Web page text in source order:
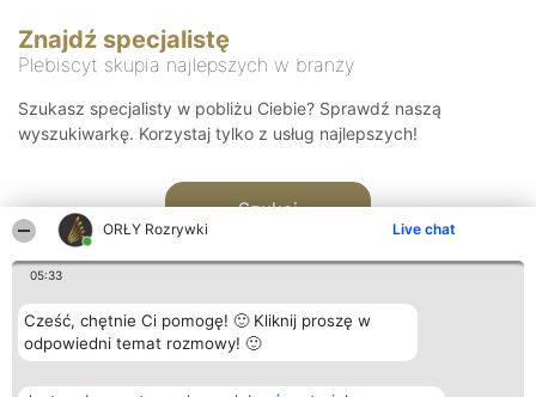
ORŁY Rozrywki Live chat
05:33
Cześć, chętnie Ci pomogę! 🙂 Kliknij proszę w
odpowiedni temat rozmowy! 🙂
Znajdź specjalistę
Plebiscyt skupia najlepszych w branży
Szukasz specjalisty w pobliżu Ciebie? Sprawdź naszą
wyszukiwarkę. Korzystaj tylko z usług najlepszych!
Szukaj
Organizator plebiscytu Plebiscyt Kontakt